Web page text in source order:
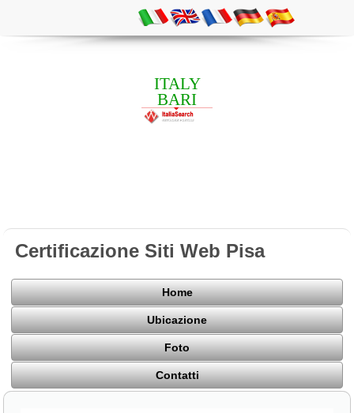
ITALY
BARI
Certificazione Siti Web Pisa
Home
Ubicazione
Foto
Contatti